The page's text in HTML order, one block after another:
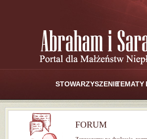
STOWARZYSZENIETEMATY
FORUM